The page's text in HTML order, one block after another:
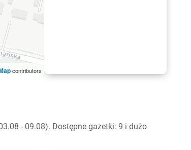
contributors
- 09.08). Dostępne gazetki: 9 i dużo